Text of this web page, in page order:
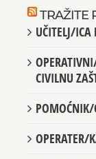
TRAŽITE
UČITELJ/ICA
CIVILNU
POMOĆNIK/
OPERATER/